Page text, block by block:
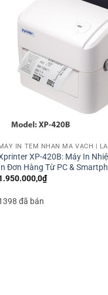
XP-420B: Máy In
Đơn Hàng Từ PC &
₫
đã bán